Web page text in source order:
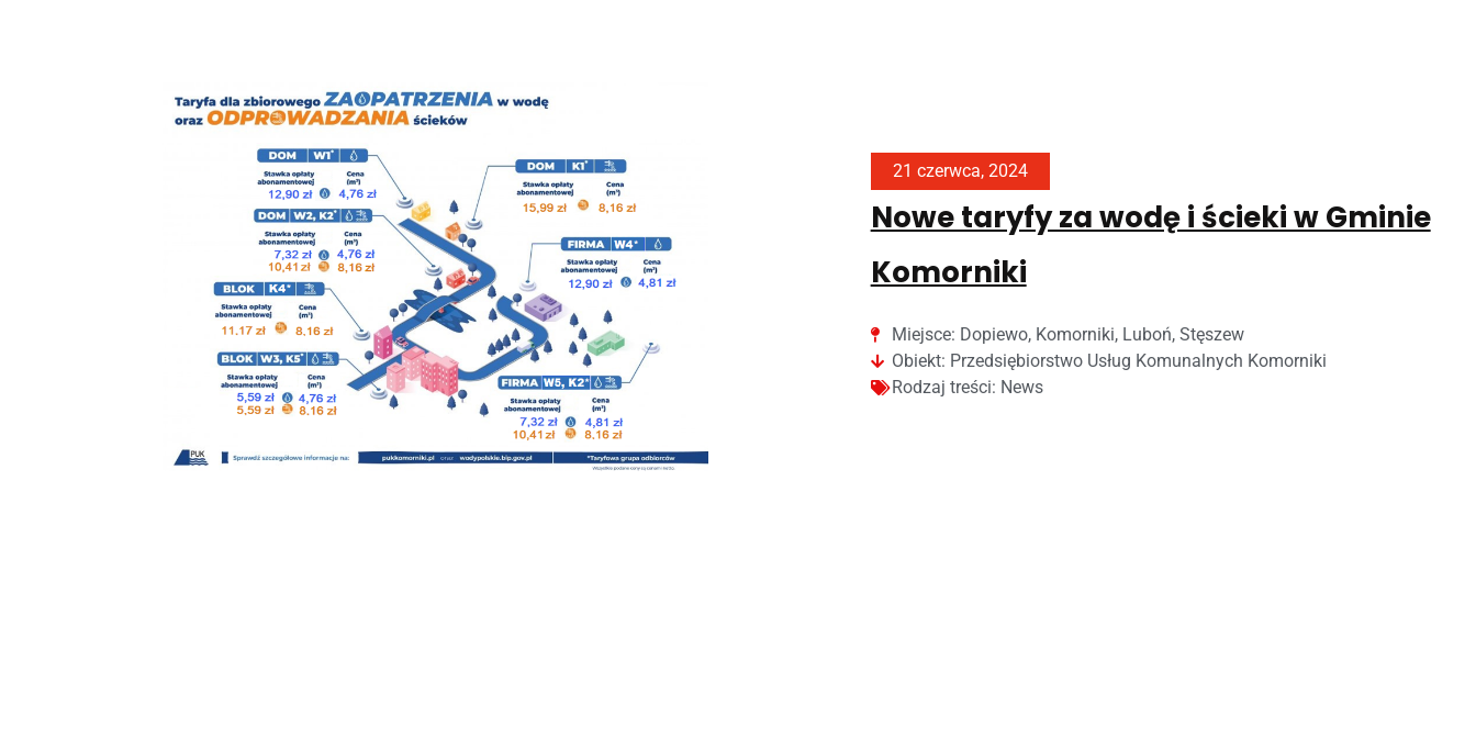
21 czerwca, 2024
Nowe taryfy za wodę i ścieki w Gminie
Komorniki
Miejsce: Dopiewo, Komorniki, Luboń, Stęszew
Obiekt: Przedsiębiorstwo Usług Komunalnych Komorniki
Rodzaj treści: News